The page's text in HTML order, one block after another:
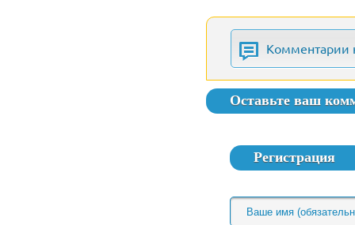
Комментарии
Оставьте ваш
Регистрация